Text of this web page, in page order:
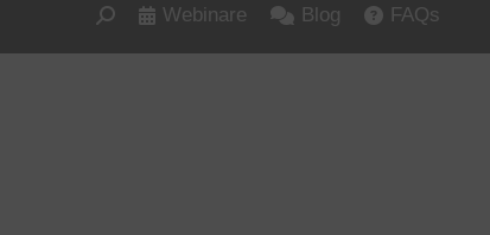
Search: Webinare Blog FAQs